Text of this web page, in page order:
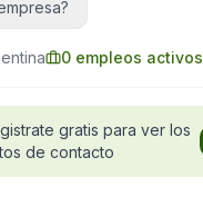
0 empleos activos
gratis para ver los
de contacto